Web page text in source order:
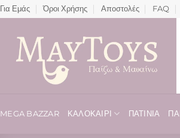
Μετάβαση
στο
περιεχόμενο
Για Εμάς Όροι Χρήσης Αποστολές FAQ
MEGA BAZZAR ΚΑΛΟΚΑΊΡΙ ΠΑΤΊΝΙΑ